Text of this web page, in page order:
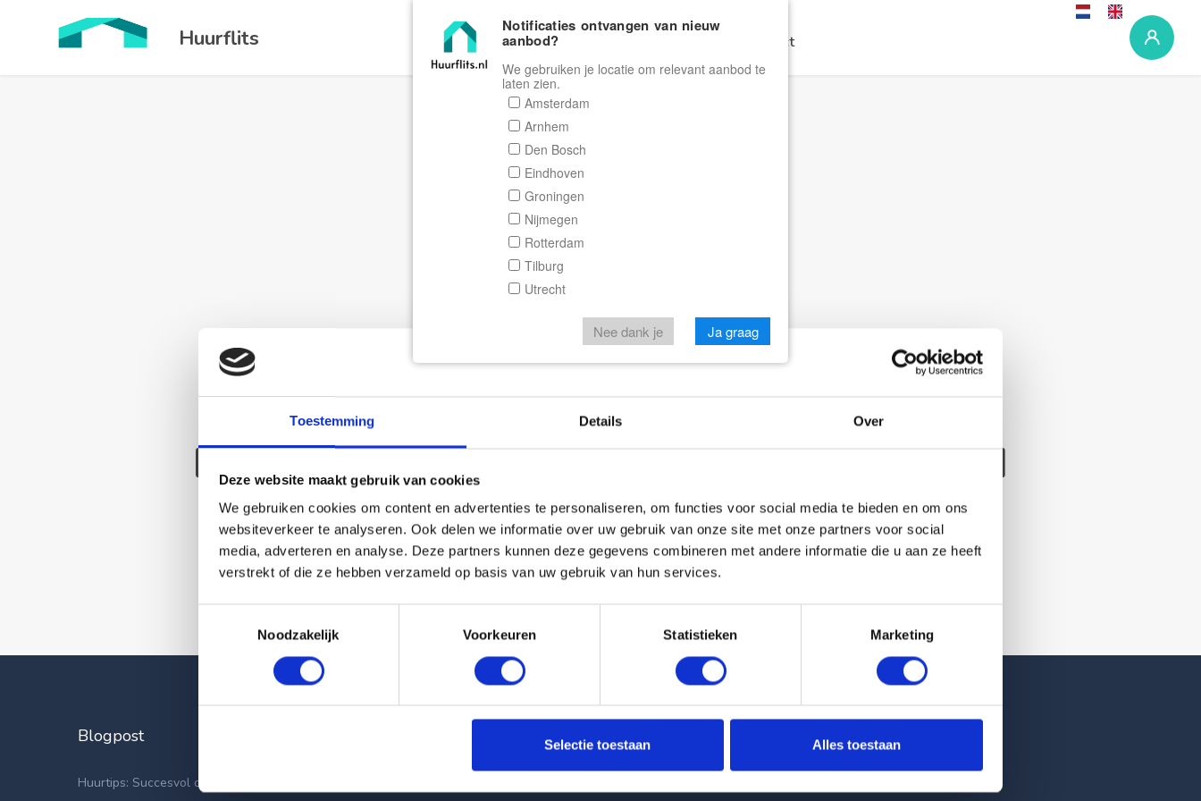
Toestemming Details Over
Deze website maakt gebruik van cookies
We gebruiken cookies om content en advertenties te personaliseren, om functies voor social media te bieden en om ons
websiteverkeer te analyseren. Ook delen we informatie over uw gebruik van onze site met onze partners voor social
media, adverteren en analyse. Deze partners kunnen deze gegevens combineren met andere informatie die u aan ze heeft
verstrekt of die ze hebben verzameld op basis van uw gebruik van hun services.
Noodzakelijk
Voorkeuren Statistieken Marketing
Selectie toestaan Alles toestaan
Huurflits Home Zoeken Contact
Deze woning is helaas verhuurd/verwijderd
Pagina niet gevonden
Terug naar woningoverzicht
Blogpost
Huurtips: Succesvol op zoek naar een nieuwe
Reviews
Notificaties ontvangen van nieuw
aanbod?
We gebruiken je locatie om relevant aanbod te
laten zien.
Amsterdam
Arnhem
Den Bosch
Eindhoven
Groningen
Nijmegen
Rotterdam
Tilburg
Utrecht
Nee dank je Ja graag